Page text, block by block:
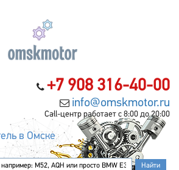
+7 908 316-40-00
info@omskmotor.ru
Call-центр работает с 8:00 до 20:00
в Омске